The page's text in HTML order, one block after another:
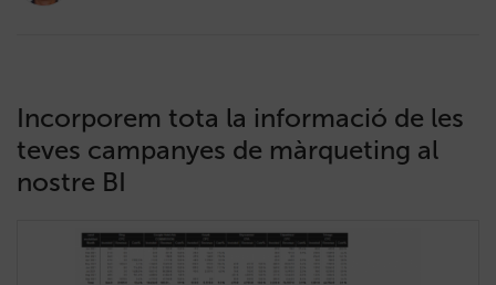
Incorporem tota la informació de les
teves campanyes de màrqueting al
nostre BI